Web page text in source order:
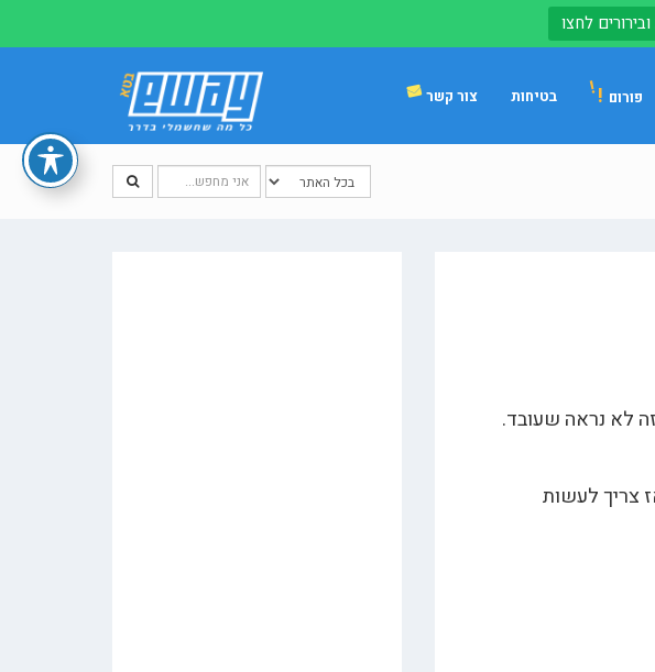
לחצו
פורום ! בטיחות צור קשר
לא נראה שעובד.
צריך לעשות